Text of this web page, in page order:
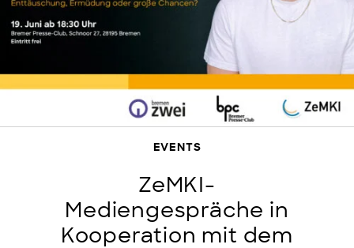
EVENTS
ZeMKI-
Mediengespräche in
Kooperation mit dem